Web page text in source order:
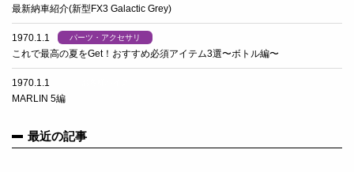
最新納車紹介(新型FX3 Galactic Grey)
1970.1.1 パーツ・アクセサリ
これで最高の夏をGet！おすすめ必須アイテム3選〜ボトル編〜
1970.1.1
MARLIN 5編
最近の記事